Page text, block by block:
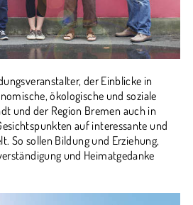
der Einblicke in
ökologische und soziale
und der Region Bremen auch in
auf interessante und
So sollen Bildung und Erziehung,
und Heimatgedanke